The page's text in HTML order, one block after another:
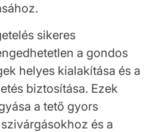
sikeres
a gondos
helyes kialakítása és a
biztosítása. Ezek
a tető gyors
és a